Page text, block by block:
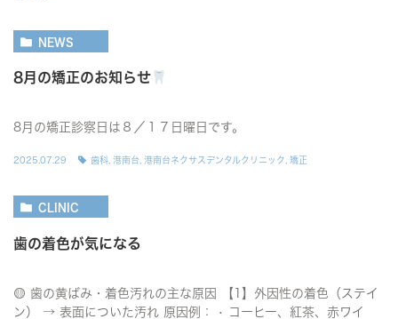
NEWS
8月の矯正のお知らせ
8月の矯正診察日は８／１７日曜日です。
2025.07.29 歯科 港南台 港南台ネクサスデンタルクリニック 矯正
CLINIC
歯の着色が気になる
🟡 歯の黄ばみ・着色汚れの主な原因 【1】外因性の着色（ステイ
ン） → 表面についた汚れ 原因例： • コーヒー、紅茶、赤ワイ